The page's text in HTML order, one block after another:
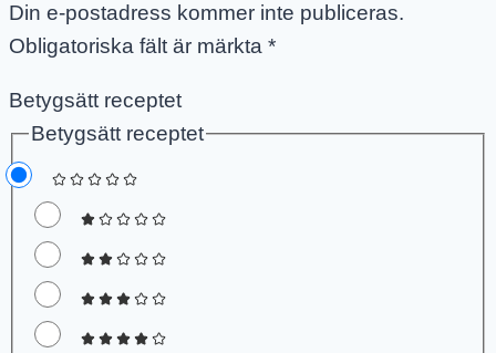
Din e-postadress kommer inte publiceras.
Obligatoriska fält är märkta *
Betygsätt receptet
Betygsätt receptet